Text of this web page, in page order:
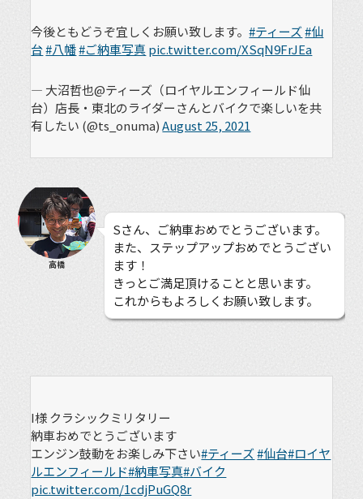
今後ともどうぞ宜しくお願い致します。#ティーズ#仙
台#八幡#ご納車写真pic.twitter.com/XSqN9FrJEa
— 大沼哲也@ティーズ（ロイヤルエンフィールド仙
台）店長・東北のライダーさんとバイクで楽しいを共
有したい (@ts_onuma)August 25, 2021
高橋
Sさん、ご納車おめでとうございます。
また、ステップアップおめでとうござい
ます！
きっとご満足頂けることと思います。
これからもよろしくお願い致します。
I様 クラシックミリタリー
納車おめでとうございます
エンジン鼓動をお楽しみ下さい#ティーズ#仙台#ロイヤ
ルエンフィールド#納車写真#バイク
pic.twitter.com/1cdjPuGQ8r